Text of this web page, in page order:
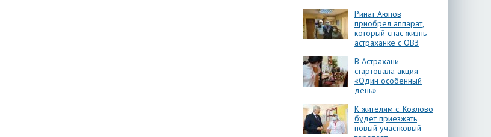
Ринат Аюпов
приобрел аппарат,
который спас жизнь
астраханке с ОВЗ
В Астрахани
стартовала акция
«Один особенный
день»
К жителям с. Козлово
будет приезжать
новый участковый